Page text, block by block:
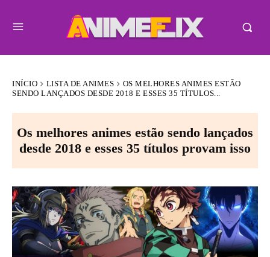
INÍCIO LISTA DE ANIMES
OS MELHORES ANIMES ESTÃO
SENDO LANÇADOS DESDE 2018 E ESSES 35 TÍTULOS...
Os melhores animes estão sendo lançados
desde 2018 e esses 35 títulos provam isso